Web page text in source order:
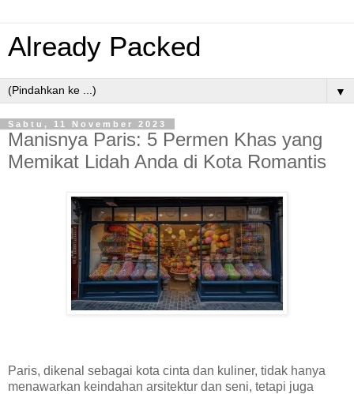
Already Packed
▼
Sabtu, 11 November 2023
Manisnya Paris: 5 Permen Khas yang
Memikat Lidah Anda di Kota Romantis
Paris, dikenal sebagai kota cinta dan kuliner, tidak hanya
menawarkan keindahan arsitektur dan seni, tetapi juga